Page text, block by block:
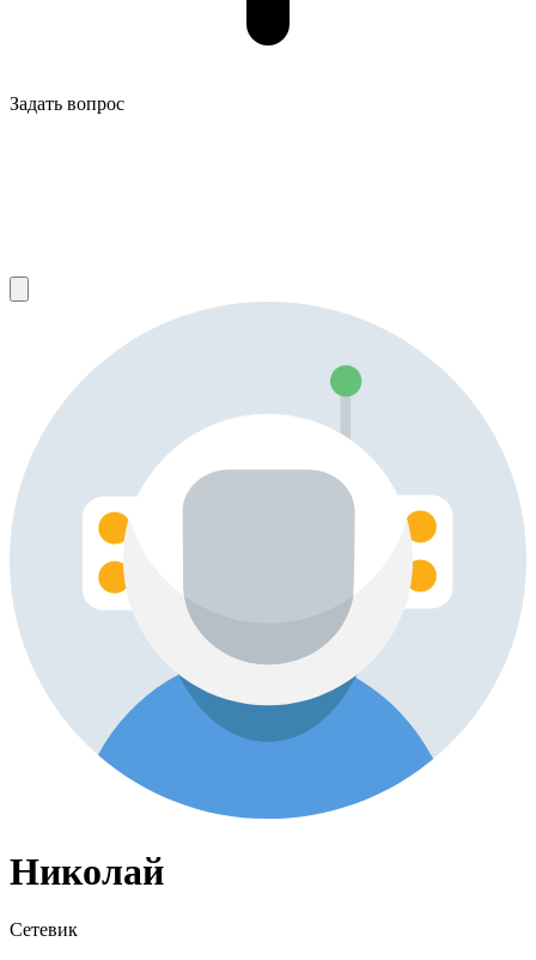
Задать вопрос
Николай
Сетевик